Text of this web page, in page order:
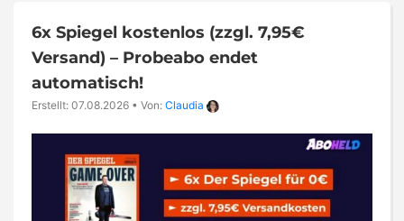
6x Spiegel kostenlos (zzgl. 7,95€
Versand) – Probeabo endet
automatisch!
Erstellt: 07.08.2026 • Von: Claudia